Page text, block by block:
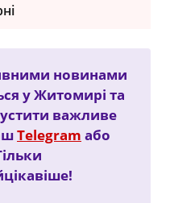
новинами
у Житомирі та
важливе
Telegram або